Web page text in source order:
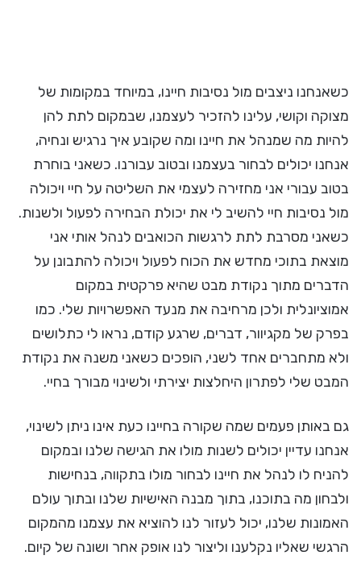
כשאנחנו ניצבים מול נסיבות חיינו, במיוחד במקומות של
מצוקה וקושי, עלינו להזכיר לעצמנו, שבמקום לתת להן
להיות מה שמנהל את חיינו ומה שקובע איך נרגיש ונחיה,
אנחנו יכולים לבחור בעצמנו ובטוב עבורנו. כשאני בוחרת
בטוב עבורי אני מחזירה לעצמי את השליטה על חיי ויכולה
מול נסיבות חיי להשיב לי את יכולת הבחירה לפעול ולשנות.
כשאני מסרבת לתת לרגשות הכואבים לנהל אותי אני
מוצאת בתוכי מחדש את הכוח לפעול ויכולה להתבונן על
הדברים מתוך נקודת מבט שהיא פרקטית במקום
אמוציונלית ולכן מרחיבה את מנעד האפשרויות שלי. כמו
בפרק של מקגיוור, דברים, שרגע קודם, נראו לי כתלושים
ולא מתחברים אחד לשני, הופכים כשאני משנה את נקודת
המבט שלי לפתרון היחלצות יצירתי ולשינוי מבורך בחיי.
גם באותן פעמים שמה שקורה בחיינו כעת אינו ניתן לשינוי,
אנחנו עדיין יכולים לשנות מולו את הגישה שלנו ובמקום
להניח לו לנהל את חיינו לבחור מולו בתקווה, בנחישות
ולבחון מה בתוכנו, בתוך מבנה האישיות שלנו ובתוך עולם
האמונות שלנו, יכול לעזור לנו להוציא את עצמנו מהמקום
הרגשי שאליו נקלענו וליצור לנו אופק אחר ושונה של קיום.